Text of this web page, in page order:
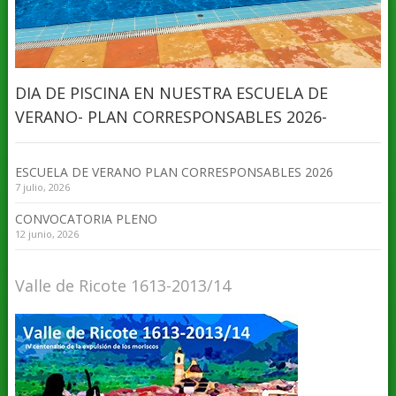
DIA DE PISCINA EN NUESTRA ESCUELA DE
VERANO- PLAN CORRESPONSABLES 2026-
ESCUELA DE VERANO PLAN CORRESPONSABLES 2026
7 julio, 2026
CONVOCATORIA PLENO
12 junio, 2026
Valle de Ricote 1613-2013/14